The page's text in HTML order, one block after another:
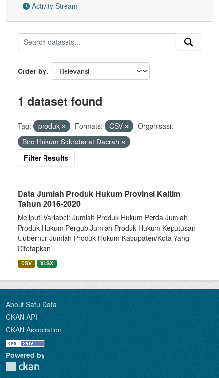
Activity Stream
Order by
1 dataset found
Tag: produk Formats: CSV
Organisasi:
Biro Hukum Sekretariat Daerah
Filter Results
Data Jumlah Produk Hukum Provinsi Kaltim
Tahun 2016-2020
Meliputi Variabel: Jumlah Produk Hukum Perda Jumlah
Produk Hukum Pergub Jumlah Produk Hukum Keputusan
Gubernur Jumlah Produk Hukum Kabupaten/Kota Yang
Ditetapkan
CSV XLSX
About Satu Data
CKAN API
CKAN Association
Powered by